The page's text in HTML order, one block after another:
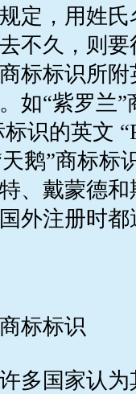
定，用姓
不久，则
标标识所
如“紫罗兰
识的英文
鹅”商标标
、戴蒙德
外注册时
标标识
多国家认